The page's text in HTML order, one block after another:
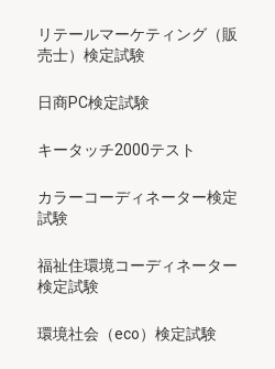
リテールマーケティング（販
売士）検定試験
日商PC検定試験
キータッチ2000テスト
カラーコーディネーター検定
試験
福祉住環境コーディネーター
検定試験
環境社会（eco）検定試験